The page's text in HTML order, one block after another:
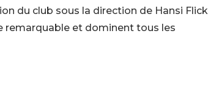
du club sous la direction de Hansi
remarquable et dominent tous les